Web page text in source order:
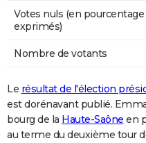
Votes nuls (en
exprimés)
Nombre de votants
Le résultat de l'élection
est dorénavant publié.
bourg de la Haute-Saône en
au terme du deuxième tour